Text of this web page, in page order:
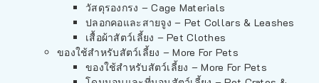
วัสดุรองกรง – Cage Materials
ปลอกคอและสายจูง – Pet Collars & Leashes
เสื้อผ้าสัตว์เลี้ยง – Pet Clothes
ของใช้สำหรับสัตว์เลี้ยง – More For Pets
ของใช้สำหรับสัตว์เลี้ยง – More For Pets